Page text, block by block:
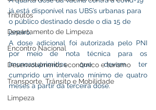
Tributos
Departamento de Limpeza
Encontro Nacional
Desenvolvimento econômico e turismo
Transporte, Trânsito e Mobilidade
Limpeza
já está disponível nas UBS’s urbanas para
o público destinado desde o dia 15 de
janeiro.
A dose adicional foi autorizada pelo PNI
por meio de nota técnica para os
imunossuprimidos que devem ter
cumprido um intervalo mínimo de quatro
meses a partir da terceira dose.